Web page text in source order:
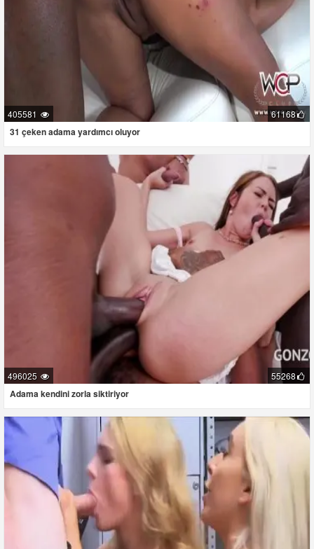
405581 61168
31 çeken adama yardımcı oluyor
496025 55268
Adama kendini zorla siktiriyor